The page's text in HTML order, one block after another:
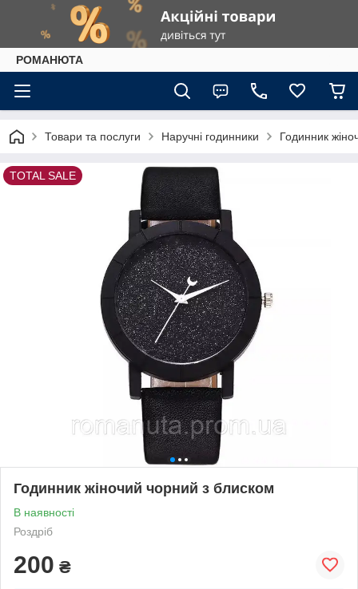
РОМАНЮТА
Товари та послуги Наручні годинники Годинник
TOTAL SALE
Годинник жіночий чорний з блиском
В наявності
Роздріб
200 ₴